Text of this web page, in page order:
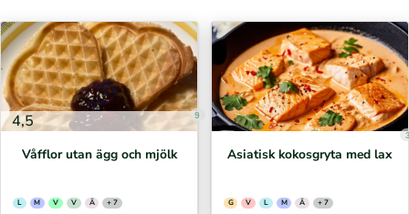
4,5 9
Våfflor utan ägg och mjölk
L M V V Ä + 7
Asiatisk kokosgryta med lax
G V L M Ä + 7